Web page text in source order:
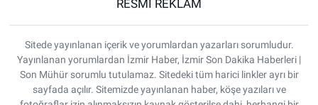
RESMİ REKLAM
Sitede yayınlanan içerik ve yorumlardan yazarları sorumludur.
Yayınlanan yorumlardan İzmir Haber, İzmir Son Dakika Haberleri |
Son Mühür sorumlu tutulamaz. Sitedeki tüm harici linkler ayrı bir
sayfada açılır. Sitemizde yayınlanan haber, köşe yazıları ve